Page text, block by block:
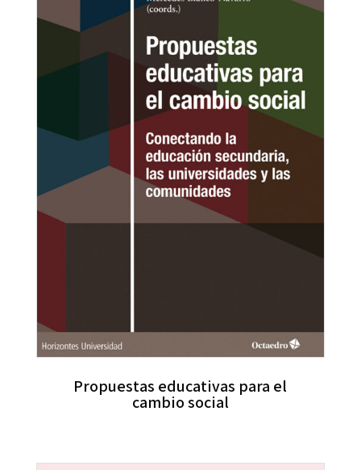
Propuestas educativas para el
cambio social